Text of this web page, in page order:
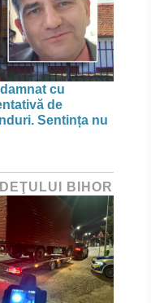
cu
de
Sentința nu
BIHOR